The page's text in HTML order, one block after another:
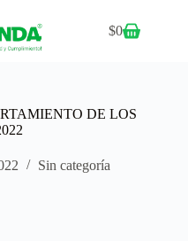
$0
DE LOS
Sin categoría